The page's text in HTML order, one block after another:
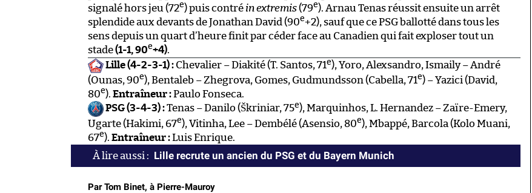
signalé hors jeu (72e) puis contré in extremis(79e). Arnau Tenas réussit ensuite un arrêt
splendide aux devants de Jonathan David (90e+2), sauf que ce PSG ballotté dans tous les
sens depuis un quart d’heure finit par céder face au Canadien qui fait exploser tout un
stade(1-1, 90e+4).
Lille (4-2-3-1) :Chevalier – Diakité (T. Santos, 71e), Yoro, Alexsandro, Ismaily – André
(Ounas, 90e), Bentaleb – Zhegrova, Gomes, Gudmundsson (Cabella, 71e) – Yazici (David,
80e). Entraîneur :Paulo Fonseca.
PSG (3-4-3) :Tenas – Danilo (Škriniar, 75e), Marquinhos, L. Hernandez – Zaïre-Emery,
Ugarte (Hakimi, 67e), Vitinha, Lee – Dembélé (Asensio, 80e), Mbappé, Barcola (Kolo Muani,
67e). Entraîneur :Luis Enrique.
Lille recrute un ancien du PSG et du Bayern Munich
Par Tom Binet, à Pierre-Mauroy